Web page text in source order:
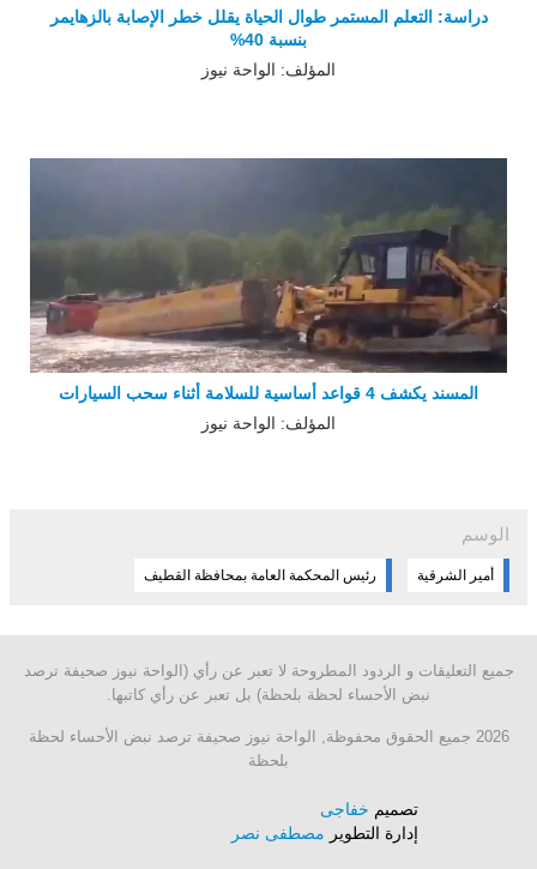
دراسة: التعلم المستمر طوال الحياة يقلل خطر الإصابة بالزهايمر
بنسبة 40%
المؤلف: الواحة نيوز
المسند يكشف 4 قواعد أساسية للسلامة أثناء سحب السيارات
المؤلف: الواحة نيوز
الوسم
أمير الشرقية رئيس المحكمة العامة بمحافظة القطيف
جميع التعليقات و الردود المطروحة لا تعبر عن رأي (الواحة نيوز صحيفة ترصد
نبض الأحساء لحظة بلحظة) بل تعبر عن رأي كاتبها.
2026 جميع الحقوق محفوظة, الواحة نيوز صحيفة ترصد نبض الأحساء لحظة
بلحظة
تصميم خفاجى
إدارة التطوير مصطفى نصر